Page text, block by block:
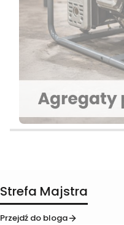
Naciśnij Enter lub
Naciśnij Enter lub
Naciśnij Enter lub
Naciśnij Enter lub
Naciśnij Enter lub
Strefa Majstra
Przejdź do bloga